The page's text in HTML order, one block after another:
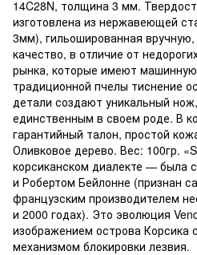
14C28N, толщина 3 мм.
изготовлена из нержавеющей
3мм), гильошированная
качество, в отличие от
рынка, которые имеют
традиционной пчелы тиснение
детали создают уникальный
единственным в своем роде. В
гарантийный талон, простой
Оливковое дерево. Вес: 100гр.
корсиканском диалекте — была
и Робертом Бейлонне (признан
французским производителем
и 2000 годах). Это эволюция
изображением острова
механизмом блокировки лезвия.